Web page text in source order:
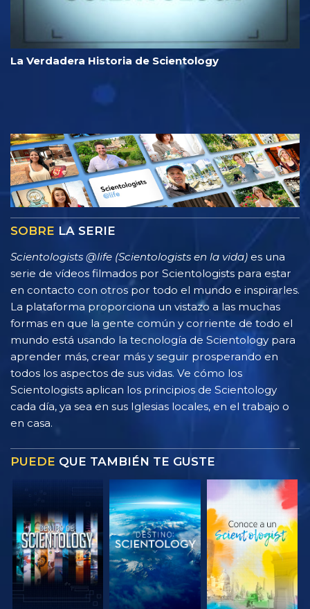
La Verdadera Historia de Scientology
SOBRE LA SERIE
Scientologists @life (Scientologists en la vida) es una
serie de vídeos filmados por Scientologists para estar
en contacto con otros por todo el mundo e inspirarles.
La plataforma proporciona un vistazo a las muchas
formas en que la gente común y corriente de todo el
mundo está usando la tecnología de Scientology para
aprender más, crear más y seguir prosperando en
todos los aspectos de sus vidas. Ve cómo los
Scientologists aplican los principios de Scientology
cada día, ya sea en sus Iglesias locales, en el trabajo o
en casa.
PUEDE QUE TAMBIÉN TE GUSTE